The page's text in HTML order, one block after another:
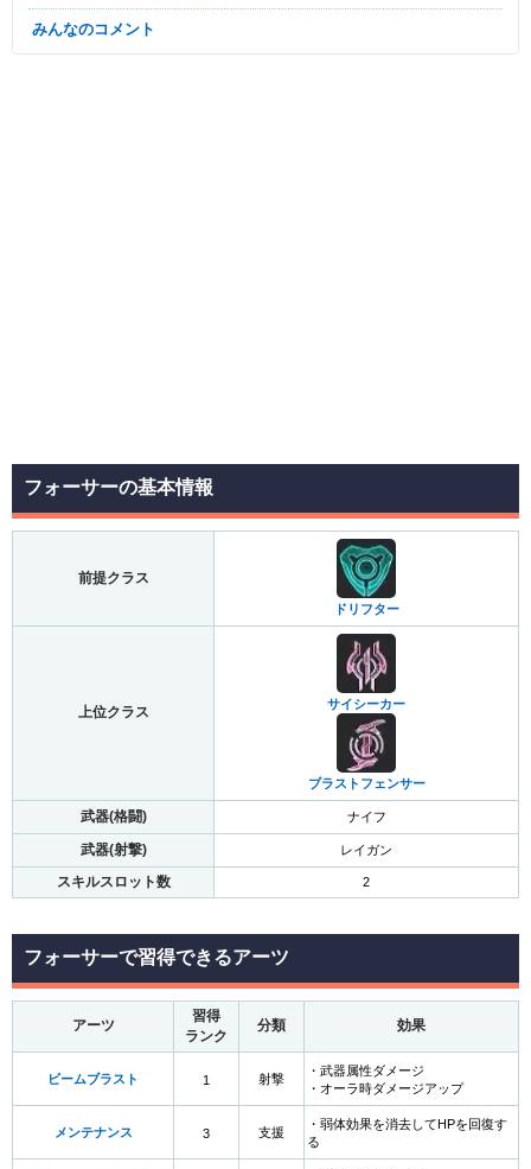
みんなのコメント
フォーサーの基本情報
前提クラス
ドリフター
上位クラス サイシーカー
ブラストフェンサー
武器(格闘) ナイフ
武器(射撃) レイガン
スキルスロット数 2
フォーサーで習得できるアーツ
アーツ
習得
ランク
分類 効果
ビームブラスト 1 射撃
・武器属性ダメージ
・オーラ時ダメージアップ
メンテナンス 3 支援
・弱体効果を消去してHPを回復す
る